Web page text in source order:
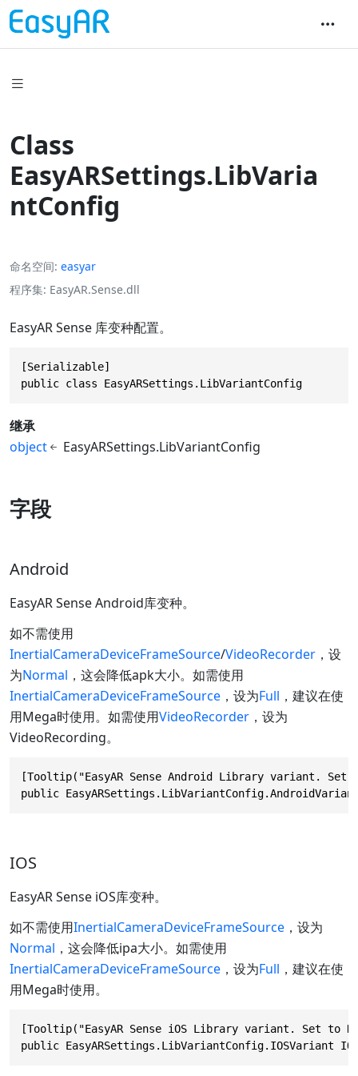
Class
EasyARSettings.LibVaria
ntConfig
命名空间 easyar
程序集 EasyAR.Sense.dll
EasyAR Sense 库变种配置。
[Serializable]
public class EasyARSettings.LibVariantConfig
继承
object
EasyARSettings.LibVariantConfig
字段
Android
EasyAR Sense Android库变种。
如不需使用
InertialCameraDeviceFrameSource/VideoRecorder ，设
为Normal ，这会降低apk大小。如需使用
InertialCameraDeviceFrameSource ，设为Full ，建议在使
用Mega时使用。如需使用VideoRecorder ，设为
VideoRecording。
[Tooltip("EasyAR Sense Android Library variant.
public
IOS
EasyAR Sense iOS库变种。
如不需使用InertialCameraDeviceFrameSource ，设为
Normal ，这会降低ipa大小。如需使用
InertialCameraDeviceFrameSource ，设为Full ，建议在使
用Mega时使用。
[Tooltip("EasyAR Sense iOS Library variant. Set to
public EasyARSettings.LibVariantConfig.IOSVariant